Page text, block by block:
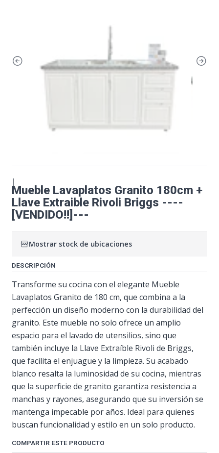
|
Mueble Lavaplatos Granito 180cm +
Llave Extraible Rivoli Briggs ----
[VENDIDO!!]---
Mostrar stock de ubicaciones
DESCRIPCIÓN
Transforme su cocina con el elegante Mueble
Lavaplatos Granito de 180 cm, que combina a la
perfección un diseño moderno con la durabilidad del
granito. Este mueble no solo ofrece un amplio
espacio para el lavado de utensilios, sino que
también incluye la Llave Extraíble Rivoli de Briggs,
que facilita el enjuague y la limpieza. Su acabado
blanco resalta la luminosidad de su cocina, mientras
que la superficie de granito garantiza resistencia a
manchas y rayones, asegurando que su inversión se
mantenga impecable por años. Ideal para quienes
buscan funcionalidad y estilo en un solo producto.
COMPARTIR ESTE PRODUCTO